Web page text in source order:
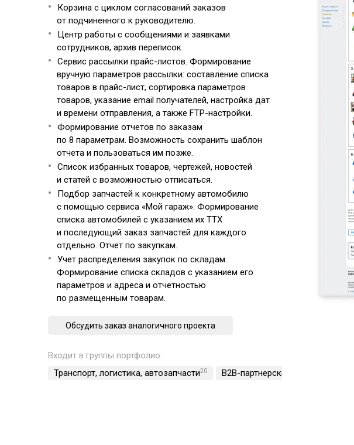
Корзина с циклом согласований заказов
от подчиненного к руководителю.
Центр работы с сообщениями и заявками
сотрудников, архив переписок.
Сервис рассылки прайс-листов. Формирование
вручную параметров рассылки: составление списка
товаров в прайс-лист, сортировка параметров
товаров, указание email получателей, настройка дат
и времени отправления, а также FTP-настройки.
Формирование отчетов по заказам
по 8 параметрам. Возможность сохранить шаблон
отчета и пользоваться им позже.
Список избранных товаров, чертежей, новостей
и статей с возможностью отписаться.
Подбор запчастей к конкретному автомобилю
с помощью сервиса «Мой гараж». Формирование
списка автомобилей с указанием их ТТХ
и последующий заказ запчастей для каждого
отдельно. Отчет по закупкам.
Учет распределения закупок по складам.
Формирование списка складов с указанием его
параметров и адреса и отчетностью
по размещенным товарам.
Обсудить заказ аналогичного проекта
Входит в группы портфолио:
Транспорт, логистика, автозапчасти20 B2B-партнерские системы